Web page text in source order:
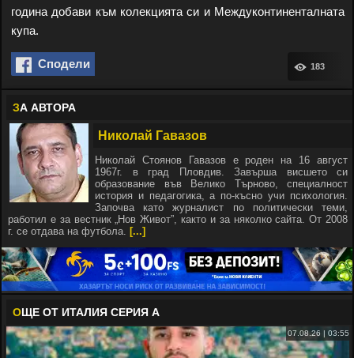
година добави към колекцията си и Междуконтиненталната
купа.
Сподели 183
ЗА АВТОРА
Николай Гавазов
Николай Стоянов Гавазов е роден на 16 август
1967г. в град Пловдив. Завърша висшето си
образование във Велико Търново, специалност
история и педагогика, а по-късно учи психология.
Започва като журналист по политически теми,
работил е за вестник „Нов Живот”, както и за няколко сайта. От 2008
г. се отдава на футбола. [...]
ОЩЕ ОТ ИТАЛИЯ СЕРИЯ А
07.08.26 | 03:55